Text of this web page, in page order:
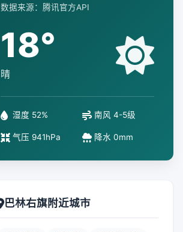
数据来源：腾讯官方API
18°
晴
湿度 52% 南风 4-5级
气压 941hPa 降水 0mm
巴林右旗附近城市